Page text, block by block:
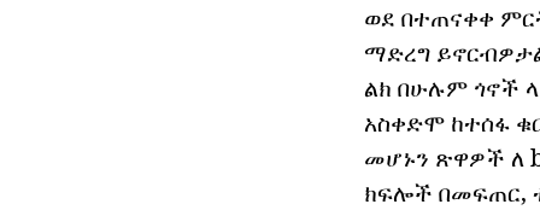
ወደ በተጠናቀቀ
ማድረግ
ልክ በሁሉም ጎኖች
አስቀድሞ ከተሰፋ
መሆኑን ጽዋዎች ለ
ክፍሎች በመፍጠር,